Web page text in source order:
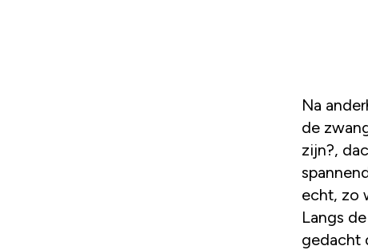
Na
de
zijn?,
echt, zo
Langs
gedacht